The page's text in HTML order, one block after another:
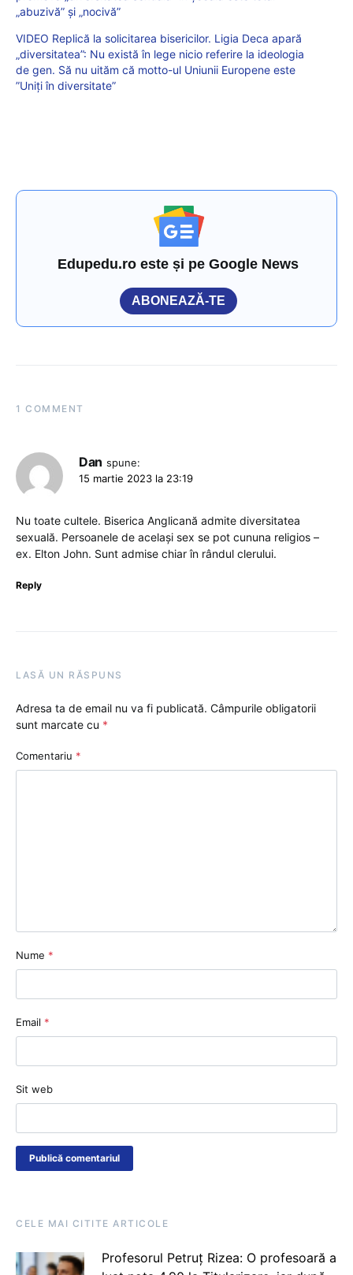
„abuzivă” și „nocivă”
VIDEO Replică la solicitarea bisericilor. Ligia Deca apară
„diversitatea”: Nu există în lege nicio referire la ideologia
de gen. Să nu uităm că motto-ul Uniunii Europene este
”Uniți în diversitate”
Edupedu.ro este și pe Google News
ABONEAZĂ-TE
1 COMMENT
Dan spune:
15 martie 2023 la 23:19
Nu toate cultele. Biserica Anglicană admite diversitatea
sexuală. Persoanele de același sex se pot cununa religios –
ex. Elton John. Sunt admise chiar în rândul clerului.
Reply
LASĂ UN RĂSPUNS
Adresa ta de email nu va fi publicată. Câmpurile obligatorii
sunt marcate cu *
Comentariu *
Nume *
Email *
Sit web
CELE MAI CITITE ARTICOLE
Profesorul Petruț Rizea: O profesoară a